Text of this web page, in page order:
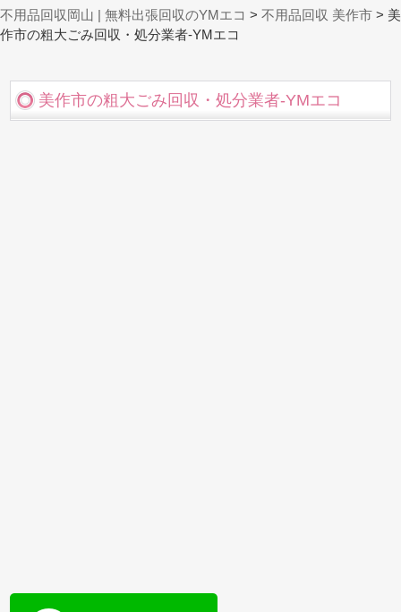
不用品回収岡山 | 無料出張回収のYMエコ > 不用品回収 美作市 > 美
作市の粗大ごみ回収・処分業者-YMエコ
美作市の粗大ごみ回収・処分業者-YMエコ